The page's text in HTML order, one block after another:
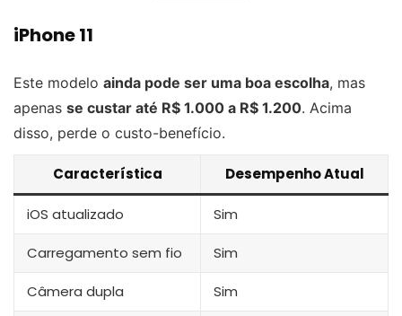
iPhone 11
Este modelo ainda pode ser uma boa escolha, mas
apenas se custar até R$ 1.000 a R$ 1.200. Acima
disso, perde o custo-benefício.
Característica Desempenho Atual
iOS atualizado Sim
Carregamento sem fio Sim
Câmera dupla Sim